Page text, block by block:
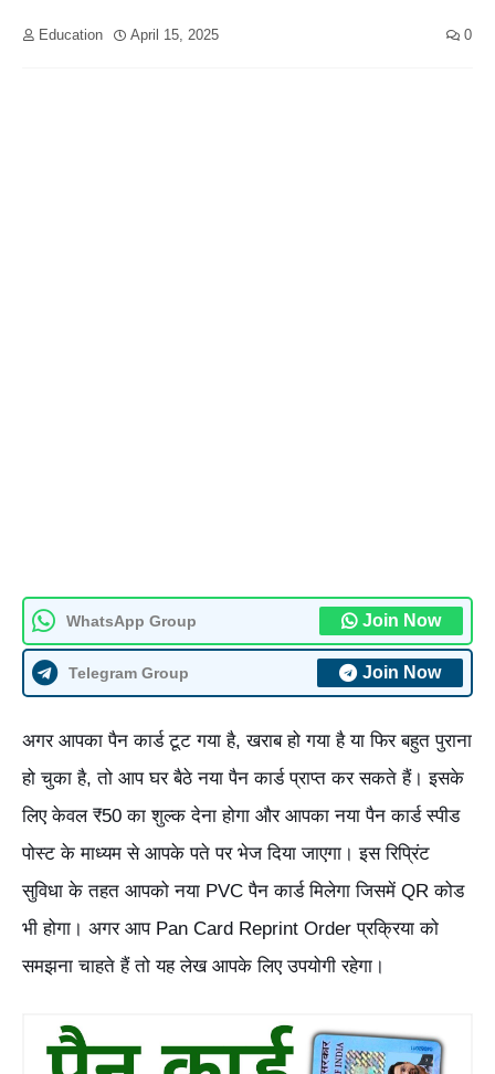
Education April 15, 2025 0
WhatsApp Group Join Now
Telegram Group Join Now
अगर आपका पैन कार्ड टूट गया है, खराब हो गया है या फिर बहुत पुराना
हो चुका है, तो आप घर बैठे नया पैन कार्ड प्राप्त कर सकते हैं। इसके
लिए केवल ₹50 का शुल्क देना होगा और आपका नया पैन कार्ड स्पीड
पोस्ट के माध्यम से आपके पते पर भेज दिया जाएगा। इस रिप्रिंट
सुविधा के तहत आपको नया PVC पैन कार्ड मिलेगा जिसमें QR कोड
भी होगा। अगर आप Pan Card Reprint Order प्रक्रिया को
समझना चाहते हैं तो यह लेख आपके लिए उपयोगी रहेगा।